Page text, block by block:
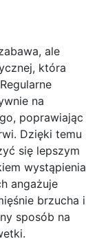
ale
która
na
poprawiając
Dzięki temu
się lepszym
wystąpienia
angażuje
brzucha i
sposób na